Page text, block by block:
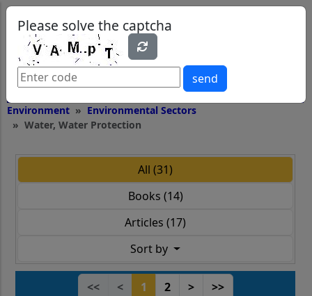
Please solve the captcha
send
Environment
Environmental Sectors
Water, Water Protection
All (31)
Books (14)
Articles (17)
Sort by
<< < 1 2 > >>